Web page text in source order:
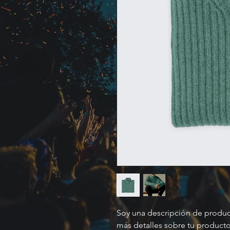
Soy una descripción de
más detalles sobre tu